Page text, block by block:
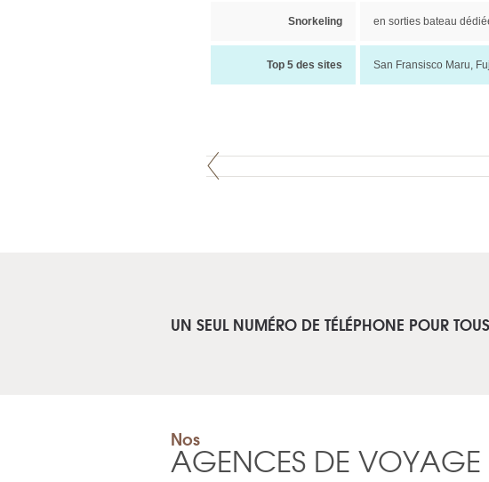
Snorkeling en sorties bateau
Top 5 des sites San Fransisco Maru,
UN SEUL NUMÉRO DE TÉLÉPHONE POUR
Nos
AGENCES DE VOYAGE